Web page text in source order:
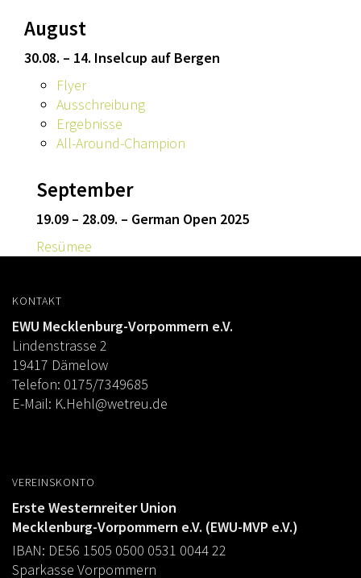
August
30.08. – 14. Inselcup auf Bergen
Flyer
Ausschreibung
Ergebnisse
All-Around-Champion
September
19.09 – 28.09. – German Open 2025
Resümee
KONTAKT
EWU Mecklenburg-Vorpommern e.V.
Lindenstrasse 2
19417 Dämelow
Telefon: 0175/7349685
E-Mail: K.Hehl@wetreu.de
VEREINSKONTO
Erste Westernreiter Union
Mecklenburg-Vorpommern e.V. (EWU-MVP e.V.)
IBAN: DE56 1505 0500 0531 0044 22
Sparkasse Vorpommern